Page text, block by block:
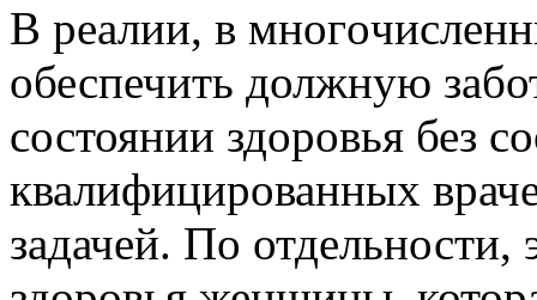
В рeaлии, в
обеспечить должную
состоянии здоровья без
квалифицированных
задачей. По отдельности,